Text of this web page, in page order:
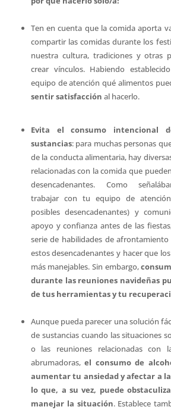
Ten en cuenta que la comida aporta
compartir las comidas durante los
nuestra cultura, tradiciones y otras
crear vínculos. Habiendo
equipo de atención qué alimentos
sentir satisfacción al hacerlo.
Evita el consumo intencional
sustancias: para muchas personas
de la conducta alimentaria, hay
relacionadas con la comida que
desencadenantes. Como
trabajar con tu equipo de
posibles desencadenantes) y
apoyo y confianza antes de las
serie de habilidades de
estos desencadenantes y hacer que
más manejables. Sin embargo,
durante las reuniones navideñas
de tus herramientas y tu
Aunque pueda parecer una solución
de sustancias cuando las situaciones
o las reuniones relacionadas con
abrumadoras,el consumo de
aumentar tu ansiedad y afectar a
lo que, a su vez, puede
manejar la situación. Establece